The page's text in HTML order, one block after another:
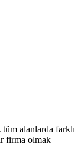
alanlarda farklı
firma olmak